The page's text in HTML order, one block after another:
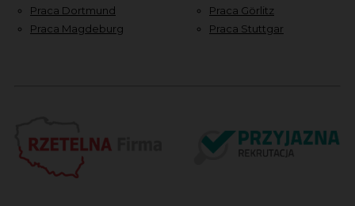
Praca Dortmund
Praca Magdeburg
Praca Görlitz
Praca Stuttgar